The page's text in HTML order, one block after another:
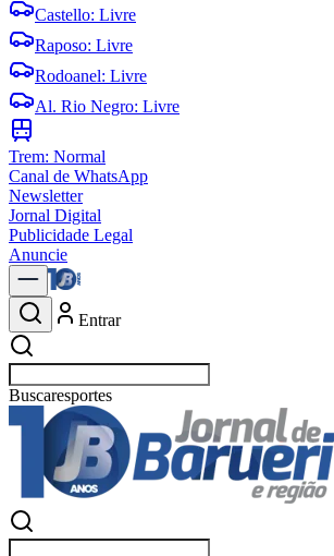
Castello: Livre
Raposo: Livre
Rodoanel: Livre
Al. Rio Negro: Livre
Trem: Normal
Canal de WhatsApp
Newsletter
Jornal Digital
Publicidade Legal
Anuncie
Entrar
Buscarpolítica